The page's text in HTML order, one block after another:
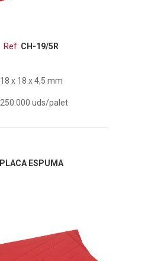
Ref: CH-19/5R
18 x 18 x 4,5 mm
250.000 uds/palet
PLACA ESPUMA